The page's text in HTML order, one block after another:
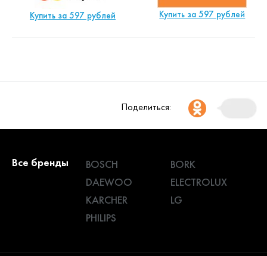
Купить за 597 рублей Купить за 597 рублей
Поделиться:
Все бренды BOSCH
BORK
DAEWOO
ELECTROLUX
KARCHER
LG
PHILIPS